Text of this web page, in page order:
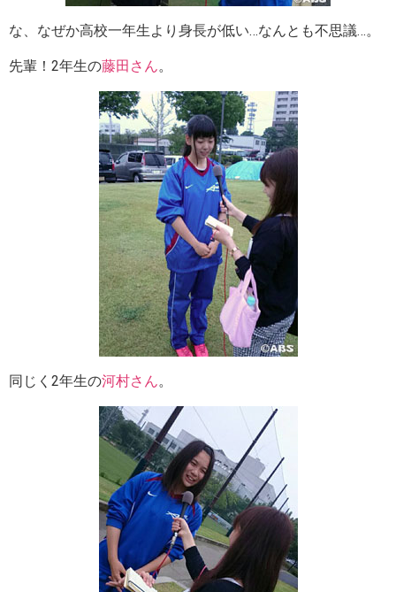
な、なぜか高校一年生より身長が低い…なんとも不思議…。
先輩！2年生の藤田さん。
同じく2年生の河村さん。